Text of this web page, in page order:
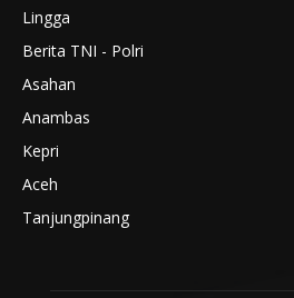
Lingga
Berita TNI - Polri
Asahan
Anambas
Kepri
Aceh
Tanjungpinang